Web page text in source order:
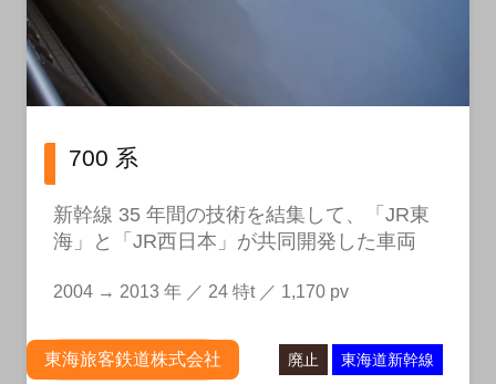
700 系
新幹線 35 年間の技術を結集して、「JR東
海」と「JR西日本」が共同開発した車両
2004 → 2013 年 ／ 24 特t ／ 1,170 pv
東海旅客鉄道株式会社 廃止 東海道新幹線